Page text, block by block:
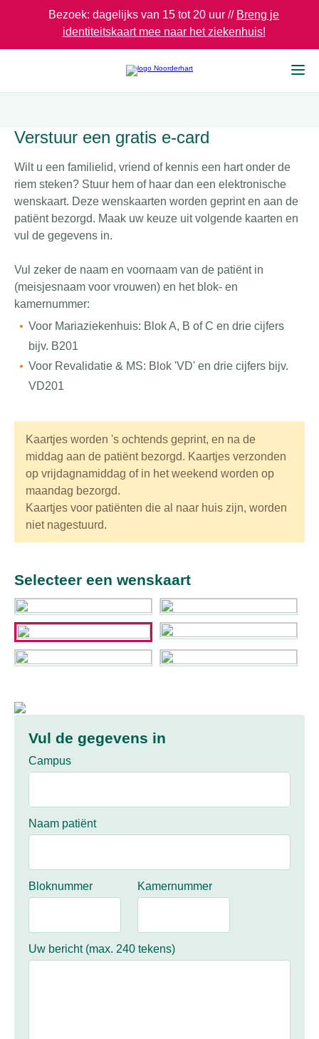
Bezoek: dagelijks van 15 tot 20 uur // Breng je
identiteitskaart mee naar het ziekenhuis!
Verstuur een gratis e-card
Wilt u een familielid, vriend of kennis een hart onder de
riem steken? Stuur hem of haar dan een elektronische
wenskaart. Deze wenskaarten worden geprint en aan de
patiënt bezorgd. Maak uw keuze uit volgende kaarten en
vul de gegevens in.
Vul zeker de naam en voornaam van de patiënt in
(meisjesnaam voor vrouwen) en het blok- en
kamernummer:
Voor Mariaziekenhuis: Blok A, B of C en drie cijfers
bijv. B201
Voor Revalidatie & MS: Blok 'VD' en drie cijfers bijv.
VD201
Kaartjes worden 's ochtends geprint, en na de
middag aan de patiënt bezorgd. Kaartjes verzonden
op vrijdagnamiddag of in het weekend worden op
maandag bezorgd.
Kaartjes voor patiënten die al naar huis zijn, worden
niet nagestuurd.
Selecteer een wenskaart
Vul de gegevens in
Campus
Naam patiënt
Bloknummer Kamernummer
Uw bericht (max. 240 tekens)